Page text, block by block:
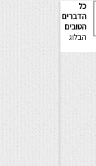
כל
הדברים
הטובים
הבלוג